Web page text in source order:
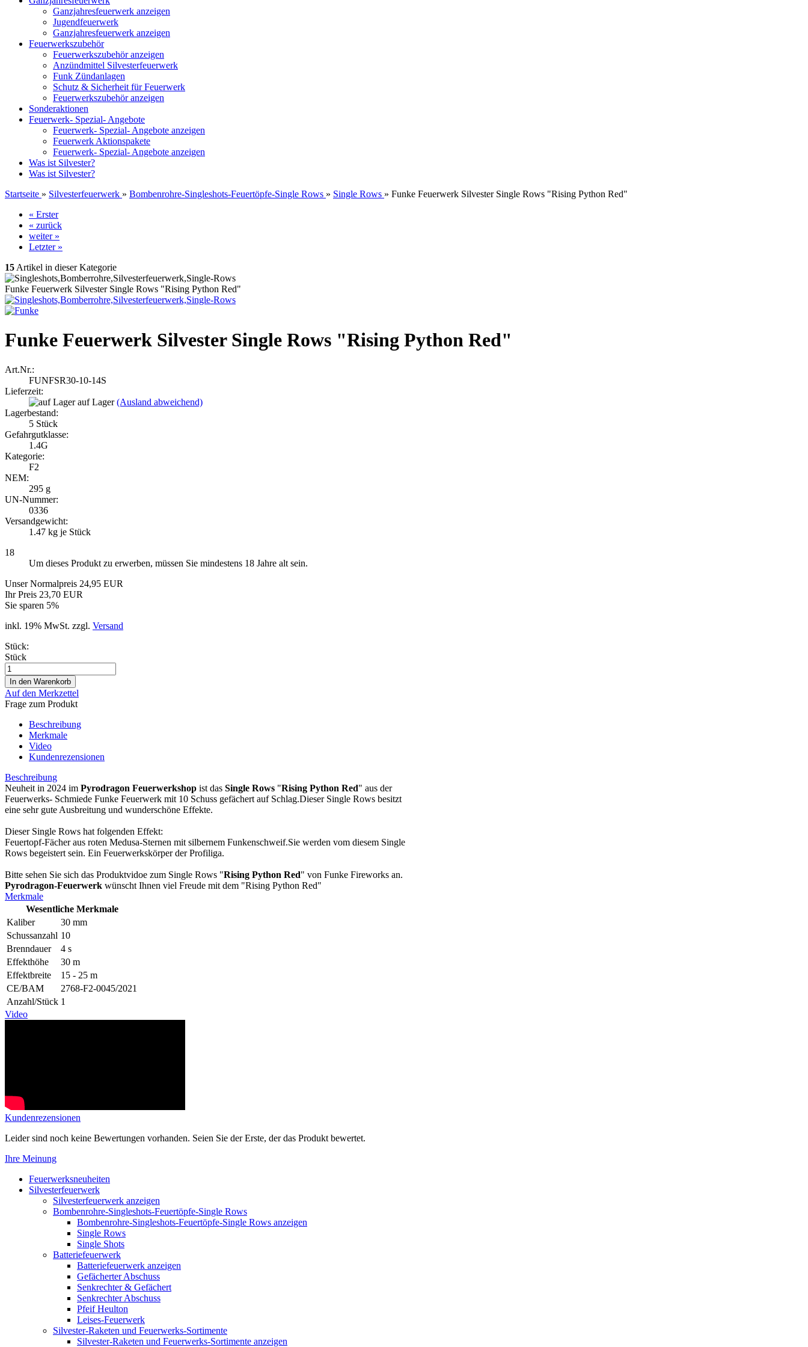
Ganzjahresfeuerwerk anzeigen
Jugendfeuerwerk
Ganzjahresfeuerwerk anzeigen
Feuerwerkszubehör
Feuerwerkszubehör anzeigen
Anzündmittel Silvesterfeuerwerk
Funk Zündanlagen
Schutz & Sicherheit für Feuerwerk
Feuerwerkszubehör anzeigen
Sonderaktionen
Feuerwerk- Spezial- Angebote
Feuerwerk- Spezial- Angebote anzeigen
Feuerwerk Aktionspakete
Feuerwerk- Spezial- Angebote anzeigen
Was ist Silvester?
Was ist Silvester?
Startseite » Silvesterfeuerwerk » Bombenrohre-Singleshots-Feuertöpfe-Single Rows » Single Rows » Funke Feuerwerk Silvester Single Rows "Rising Python Red"
« Erster
« zurück
weiter »
Letzter »
15 Artikel in dieser Kategorie
Funke Feuerwerk Silvester Single Rows "Rising Python Red"
Funke Feuerwerk Silvester Single Rows "Rising Python Red"
Art.Nr.:
FUNFSR30-10-14S
Lieferzeit:
auf Lager(Ausland abweichend)
Lagerbestand:
5 Stück
Gefahrgutklasse:
1.4G
Kategorie:
F2
NEM:
295 g
UN-Nummer:
0336
Versandgewicht:
1.47 kg je Stück
18
Um dieses Produkt zu erwerben, müssen Sie mindestens 18 Jahre alt sein.
Unser Normalpreis 24,95 EUR
Ihr Preis 23,70 EUR
Sie sparen 5%
inkl. 19% MwSt. zzgl. Versand
Stück:
Stück
Auf den Merkzettel
Frage zum Produkt
Beschreibung
Merkmale
Video
Kundenrezensionen
Beschreibung
Neuheit in 2024 im Pyrodragon Feuerwerkshop ist das Single Rows "Rising Python Red" aus der
Feuerwerks- Schmiede Funke Feuerwerk mit 10 Schuss gefächert auf Schlag.Dieser Single Rows besitzt
eine sehr gute Ausbreitung und wunderschöne Effekte.
Dieser Single Rows hat folgenden Effekt:
Feuertopf-Fächer aus roten Medusa-Sternen mit silbernem Funkenschweif.Sie werden vom diesem Single
Rows begeistert sein. Ein Feuerwerkskörper der Profiliga.
Bitte sehen Sie sich das Produktvidoe zum Single Rows "Rising Python Red" von Funke Fireworks an.
Pyrodragon-Feuerwerk wünscht Ihnen viel Freude mit dem "Rising Python Red"
Merkmale
Wesentliche Merkmale
Kaliber
30 mm
Schussanzahl 10
Brenndauer
4 s
Effekthöhe
30 m
Effektbreite
15 - 25 m
CE/BAM
2768-F2-0045/2021
Anzahl/Stück 1
Video
Kundenrezensionen
Leider sind noch keine Bewertungen vorhanden. Seien Sie der Erste, der das Produkt bewertet.
Ihre Meinung
Feuerwerksneuheiten
Silvesterfeuerwerk
Silvesterfeuerwerk anzeigen
Bombenrohre-Singleshots-Feuertöpfe-Single Rows
Bombenrohre-Singleshots-Feuertöpfe-Single Rows anzeigen
Single Rows
Single Shots
Batteriefeuerwerk
Batteriefeuerwerk anzeigen
Gefächerter Abschuss
Senkrechter & Gefächert
Senkrechter Abschuss
Pfeif Heulton
Leises-Feuerwerk
Silvester-Raketen und Feuerwerks-Sortimente
Silvester-Raketen und Feuerwerks-Sortimente anzeigen